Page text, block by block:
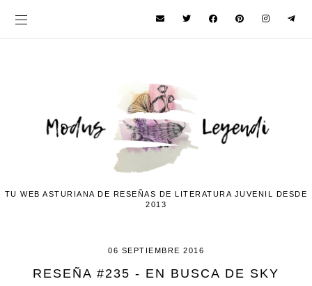
TU WEB ASTURIANA DE RESEÑAS DE LITERATURA JUVENIL DESDE
2013
06 SEPTIEMBRE 2016
RESEÑA #235 - EN BUSCA DE SKY